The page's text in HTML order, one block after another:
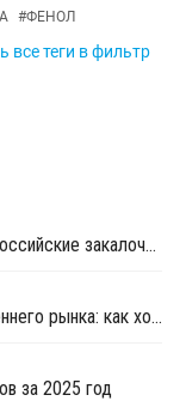
#ФЕНОЛ
все теги в фильтр
На Казаньоргсинтезе запустили первые российские закалочно-испарительные аппараты
СИБУР делает ставку на развитие внутреннего рынка: как холдинг стимулирует спрос на полимеры в ритейле
за 2025 год